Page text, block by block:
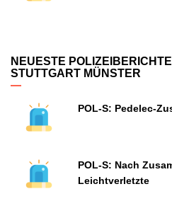
NEUESTE POLIZEIBERICHTE
STUTTGART MÜNSTER
POL-S: Pedelec-
POL-S: Nach
Leichtverletzte